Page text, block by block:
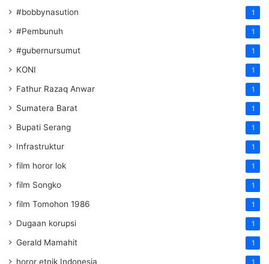
#bobbynasution 1
#Pembunuh 1
#gubernursumut 1
KONI 1
Fathur Razaq Anwar 1
Sumatera Barat 1
Bupati Serang 1
Infrastruktur 1
film horor lok 1
film Songko 1
film Tomohon 1986 1
Dugaan korupsi 1
Gerald Mamahit 1
horor etnik Indonesia 1